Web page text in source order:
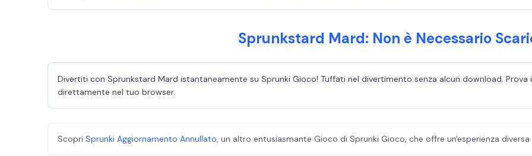
Sprunkstard Mard: Non è Necessario
Divertiti con Sprunkstard Mard istantaneamente su Sprunki Gioco! Tuffati nel divertimento senza alcun download.
direttamente nel tuo browser.
Scopri Sprunki Aggiornamento Annullato, un altro entusiasmante Gioco di Sprunki Gioco, che offre un'esperienza